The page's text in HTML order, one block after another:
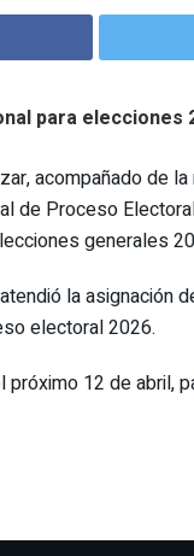
para elecciones
acompañado de
de Proceso
generales
la
electoral 2026.
12 de abril,